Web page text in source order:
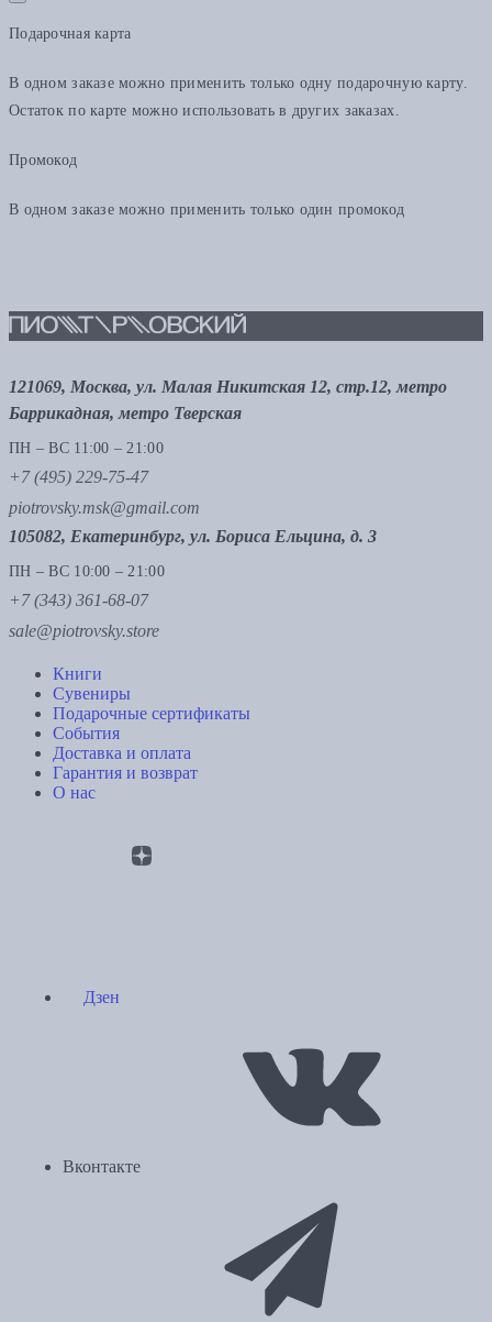
Подарочная карта
В одном заказе можно применить только одну подарочную карту.
Остаток по карте можно использовать в других заказах.
Промокод
В одном заказе можно применить только один промокод
121069, Москва, ул. Малая Никитская 12, стр.12, метро
Баррикадная, метро Тверская
ПН – ВС 11:00 – 21:00
+7 (495) 229-75-47
piotrovsky.msk@gmail.com
105082, Екатеринбург, ул. Бориса Ельцина, д. 3
ПН – ВС 10:00 – 21:00
+7 (343) 361-68-07
sale@piotrovsky.store
Книги
Сувениры
Подарочные сертификаты
События
Доставка и оплата
Гарантия и возврат
О нас
Дзен
Вконтакте